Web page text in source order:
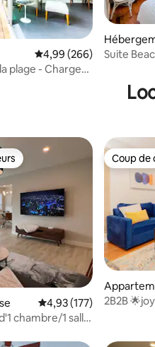
Évaluation moyenne sur
4,99 (266)
plage - Chargeur
Suite
Évaluation moyenne
4,93 (177)
chambre/1 salle
Coup
Coup de
2B2B